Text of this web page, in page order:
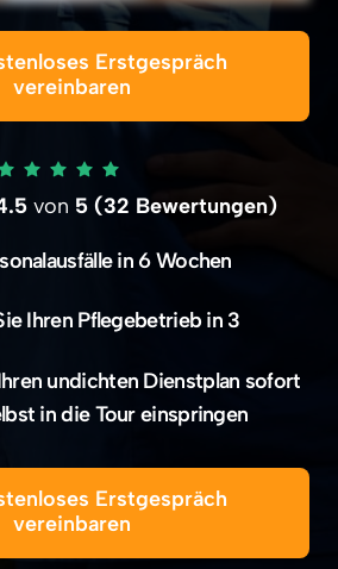
Erstgespräch
vereinbaren
von 5 (32 Bewertungen)
in 6 Wochen
Ihren Pflegebetrieb in 3
undichten Dienstplan sofort
in die Tour einspringen
Erstgespräch
vereinbaren